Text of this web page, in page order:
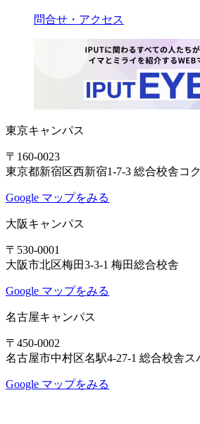
問合せ・アクセス
東京キャンパス
〒160-0023
東京都新宿区西新宿1-7-3 総合校舎コ
Google マップをみる
大阪キャンパス
〒530-0001
大阪市北区梅田3-3-1 梅田総合校舎
Google マップをみる
名古屋キャンパス
〒450-0002
名古屋市中村区名駅4-27-1 総合校舎
Google マップをみる